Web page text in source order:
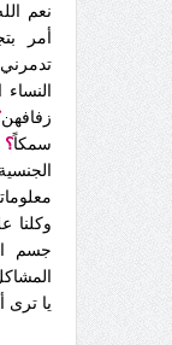
نعم
أمر
زفافهن
سمكاً؟
وكلنا
جسم
يا ترى